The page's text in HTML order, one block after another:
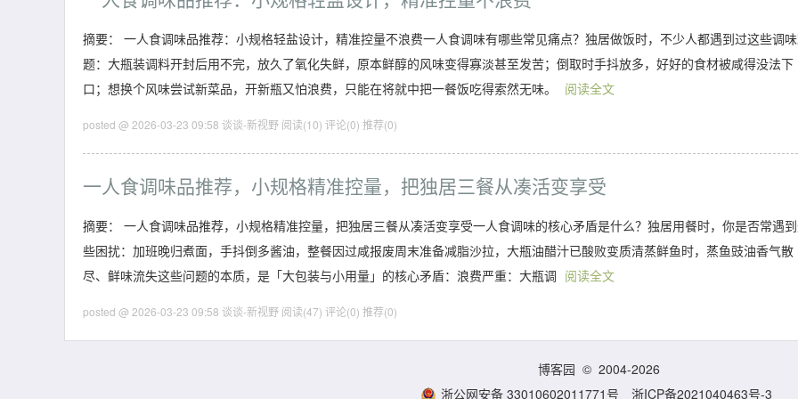
摘要： 一人食调味品推荐：小规格轻盐设计，精准控量不浪费一人食调味有哪些常见痛点？独居做饭时，不少人都遇到过这些调
题：大瓶装调料开封后用不完，放久了氧化失鲜，原本鲜醇的风味变得寡淡甚至发苦；倒取时手抖放多，好好的食材被咸得没法下
口；想换个风味尝试新菜品，开新瓶又怕浪费，只能在将就中把一餐饭吃得索然无味。
阅读全文
posted @ 2026-03-23 09:58 谈谈-新视野 阅读(10) 评论(0) 推荐(0)
一人食调味品推荐，小规格精准控量，把独居三餐从凑活变享受
摘要： 一人食调味品推荐，小规格精准控量，把独居三餐从凑活变享受一人食调味的核心矛盾是什么？独居用餐时，你是否常遇
些困扰：加班晚归煮面，手抖倒多酱油，整餐因过咸报废周末准备减脂沙拉，大瓶油醋汁已酸败变质清蒸鲜鱼时，蒸鱼豉油香气散
尽、鲜味流失这些问题的本质，是「大包装与小用量」的核心矛盾：浪费严重：大瓶调 阅读全文
posted @ 2026-03-23 09:58 谈谈-新视野 阅读(47) 评论(0) 推荐(0)
博客园 © 2004-2026
浙公网安备 33010602011771号
浙ICP备2021040463号-3